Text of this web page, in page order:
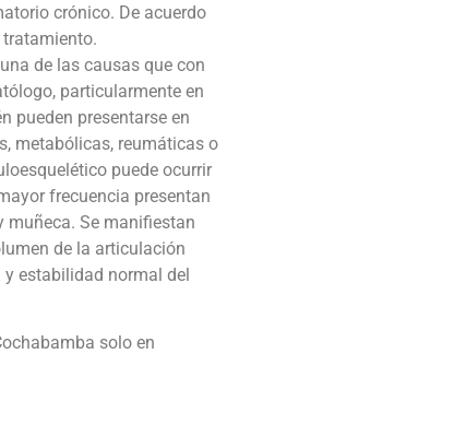
crónico. De acuerdo
de las causas que con
particularmente en
pueden presentarse en
metabólicas, reumáticas o
puede ocurrir
frecuencia presentan
muñeca. Se manifiestan
de la articulación
y estabilidad normal del
solo en